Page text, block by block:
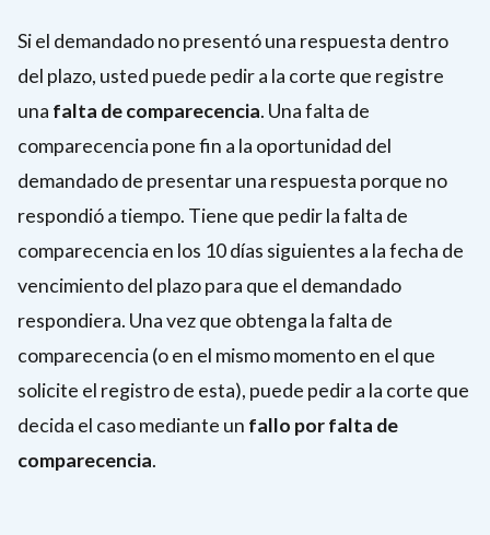
Si el demandado no presentó una respuesta dentro
del plazo, usted puede pedir a la corte que registre
una falta de comparecencia. Una falta de
comparecencia pone fin a la oportunidad del
demandado de presentar una respuesta porque no
respondió a tiempo. Tiene que pedir la falta de
comparecencia en los 10 días siguientes a la fecha de
vencimiento del plazo para que el demandado
respondiera. Una vez que obtenga la falta de
comparecencia (o en el mismo momento en el que
solicite el registro de esta), puede pedir a la corte que
decida el caso mediante un fallo por falta de
comparecencia.